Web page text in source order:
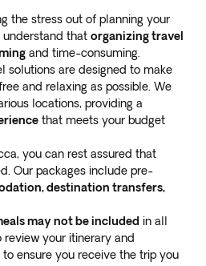
the stress out of planning your
understand that organizing travel
and time-consuming.
solutions are designed to make
and relaxing as possible. We
locations, providing a
that meets your budget
you can rest assured that
Our packages include pre-
destination transfers,
may not be included in all
review your itinerary and
ensure you receive the trip you